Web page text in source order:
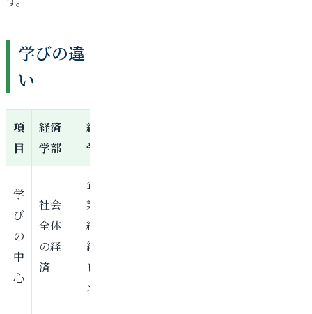
学びの違
い
項
目
経済
学部
経営
学部
学
び
の
中
心
社会
全体
の経
済
企
業・
組
織・
ビジ
ネス